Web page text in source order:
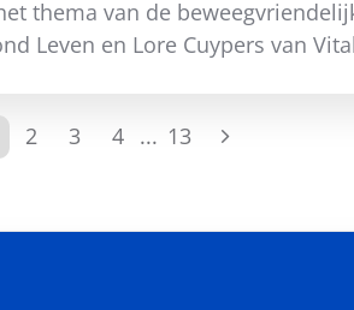
thema van de
Leven en Lore Cuypers van
2 3 4 ... 13